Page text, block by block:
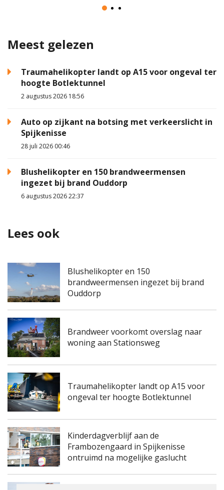
Meest gelezen
Traumahelikopter landt op A15 voor ongeval ter
hoogte Botlektunnel
2 augustus 2026 18:56
Auto op zijkant na botsing met verkeerslicht in
Spijkenisse
28 juli 2026 00:46
Blushelikopter en 150 brandweermensen
ingezet bij brand Ouddorp
6 augustus 2026 22:37
Lees ook
Blushelikopter en 150
brandweermensen ingezet bij brand
Ouddorp
Brandweer voorkomt overslag naar
woning aan Stationsweg
Traumahelikopter landt op A15 voor
ongeval ter hoogte Botlektunnel
Kinderdagverblijf aan de
Frambozengaard in Spijkenisse
ontruimd na mogelijke gaslucht